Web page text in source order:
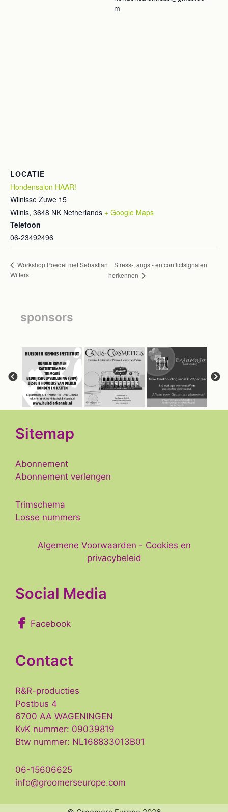
m
LOCATIE
Hondensalon HAAR!
Wilnisse Zuwe 15
Wilnis, 3648 NK Netherlands + Google Maps
Telefoon
06-23492496
Workshop Poedel met Sebastian
Witters
Stress-, angst- en conflictsignalen
herkennen
sponsors
Sitemap
Abonnement
Abonnement verlengen
Trimschema
Losse nummers
Algemene Voorwaarden - Cookies en
privacybeleid
Social Media
Facebook
Contact
R&R-producties
Postbus 4
6700 AA WAGENINGEN
KvK nummer: 09039819
Btw nummer: NL168833013B01
06-15606625
info@groomerseurope.com
0 items -€0,-